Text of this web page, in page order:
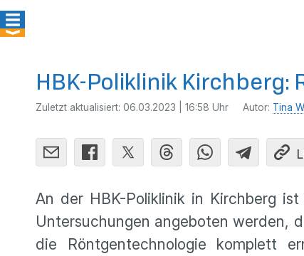
HBK-Poliklinik Kirchberg:
Zuletzt aktualisiert: 06.03.2023 | 16:58 Uhr Autor: Tina
An der HBK-Poliklinik in Kirchberg
Untersuchungen angeboten werden,
die Röntgentechnologie komplett